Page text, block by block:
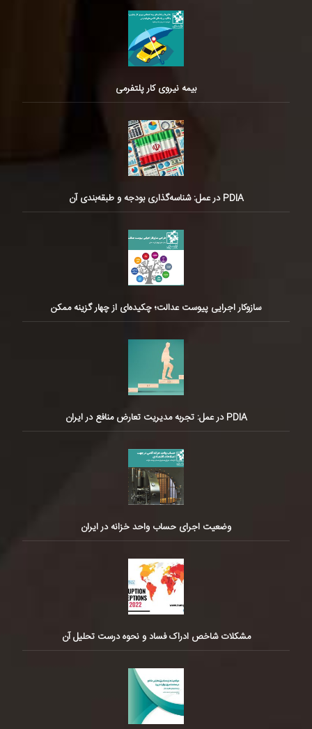
بیمه نیروی کار پلتفرمی
PDIA در عمل: شناسه‌گذاری بودجه و طبقه‌بندی آن
سازوکار اجرایی پیوست عدالت؛ چکیده‌ای از چهار گزینه ممکن
PDIA در عمل: تجربه مدیریت تعارض منافع در ایران
وضعیت اجرای حساب واحد خزانه در ایران
مشکلات شاخص ادراک فساد و نحوه درست تحلیل آن